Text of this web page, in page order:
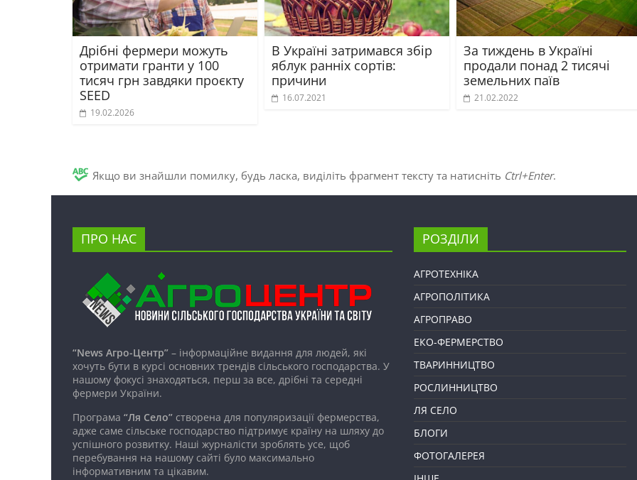
Дрібні фермери можуть
отримати гранти у 100
тисяч грн завдяки проєкту
SEED
19.02.2026
В Україні затримався збір
яблук ранніх сортів:
причини
16.07.2021
За тиждень в Україні
продали понад 2 тисячі
земельних паїв
21.02.2022
Якщо ви знайшли помилку, будь ласка, виділіть фрагмент тексту та натисніть Ctrl+Enter.
ПРО НАС
“News Агро-Центр” – інформаційне видання для людей, які
хочуть бути в курсі основних трендів сільського господарства. У
нашому фокусі знаходяться, перш за все, дрібні та середні
фермери України.
Програма “Ля Село” створена для популяризації фермерства,
адже саме сільське господарство підтримує країну на шляху до
успішного розвитку. Наші журналісти зроблять усе, щоб
перебування на нашому сайті було максимально
інформативним та цікавим.
РОЗДІЛИ
АГРОТЕХНІКА
АГРОПОЛІТИКА
АГРОПРАВО
ЕКО-ФЕРМЕРСТВО
ТВАРИННИЦТВО
РОСЛИННИЦТВО
ЛЯ СЕЛО
БЛОГИ
ФОТОГАЛЕРЕЯ